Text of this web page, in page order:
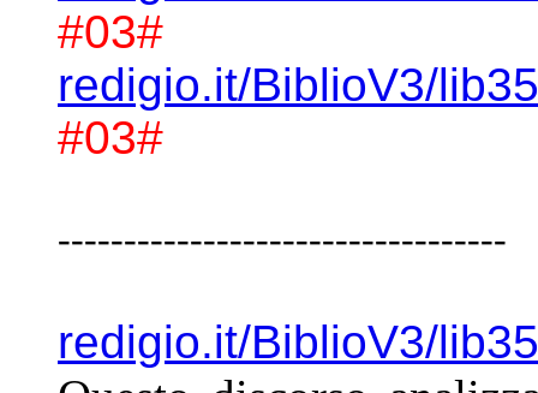
#03#
redigio.it/BiblioV3/
#03#
----------------------------------
redigio.it/BiblioV3/